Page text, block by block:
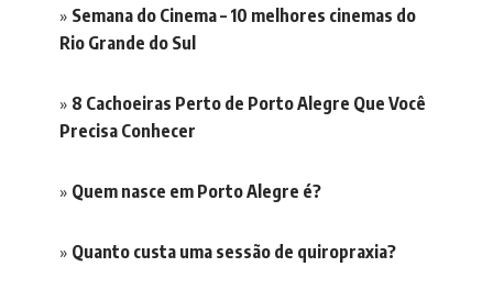
Semana do Cinema – 10 melhores cinemas do
Rio Grande do Sul
8 Cachoeiras Perto de Porto Alegre Que Você
Precisa Conhecer
Quem nasce em Porto Alegre é?
Quanto custa uma sessão de quiropraxia?